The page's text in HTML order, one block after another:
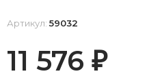
Артикул: 59032
11 576 ₽